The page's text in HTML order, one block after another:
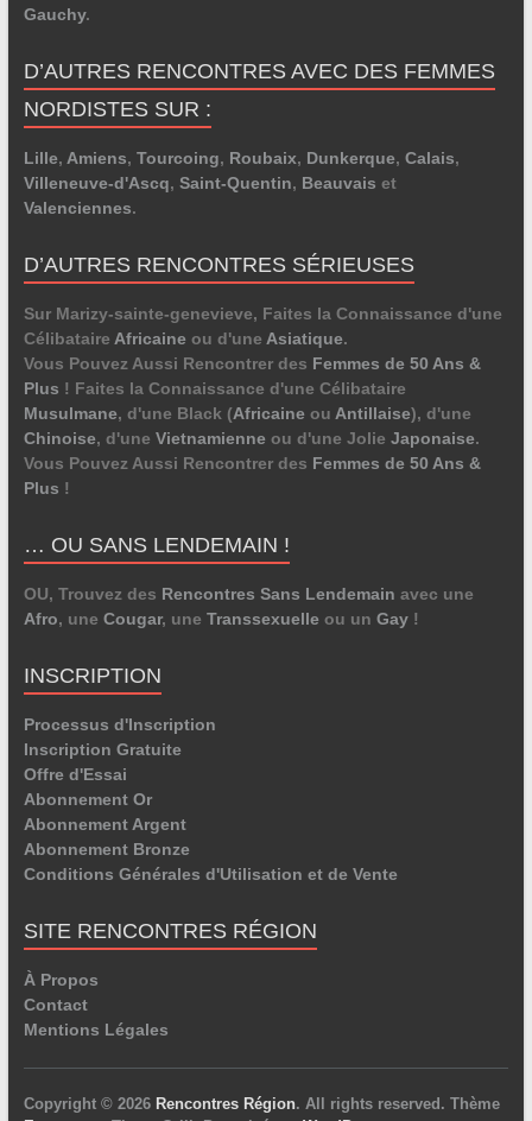
Gauchy.
D’AUTRES RENCONTRES AVEC DES FEMMES
NORDISTES SUR :
Lille, Amiens, Tourcoing, Roubaix, Dunkerque, Calais,
Villeneuve-d'Ascq, Saint-Quentin, Beauvais et
Valenciennes.
D’AUTRES RENCONTRES SÉRIEUSES
Sur Marizy-sainte-genevieve, Faites la Connaissance d'une
Célibataire Africaine ou d'une Asiatique.
Vous Pouvez Aussi Rencontrer des Femmes de 50 Ans &
Plus ! Faites la Connaissance d'une Célibataire
Musulmane, d'une Black (Africaine ou Antillaise), d'une
Chinoise, d'une Vietnamienne ou d'une Jolie Japonaise.
Vous Pouvez Aussi Rencontrer des Femmes de 50 Ans &
Plus !
… OU SANS LENDEMAIN !
OU, Trouvez des Rencontres Sans Lendemain avec une
Afro, une Cougar, une Transsexuelle ou un Gay!
INSCRIPTION
Processus d'Inscription
Inscription Gratuite
Offre d'Essai
Abonnement Or
Abonnement Argent
Abonnement Bronze
Conditions Générales d'Utilisation et de Vente
SITE RENCONTRES RÉGION
À Propos
Contact
Mentions Légales
Copyright © 2026 Rencontres Région. All rights reserved. Thème